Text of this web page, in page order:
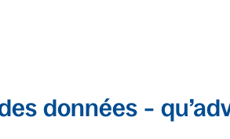
données –